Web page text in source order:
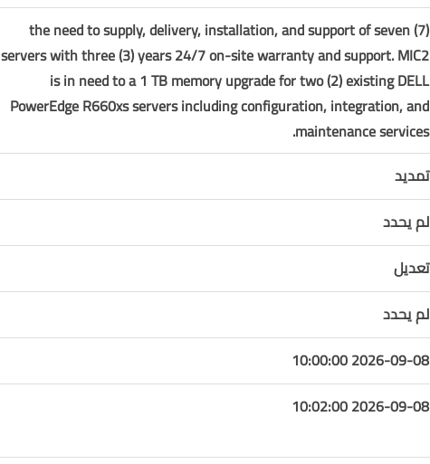
the need to supply, delivery, installation, and support of seven (7)
servers with three (3) years 24/7 on-site warranty and support. MIC2
is in need to a 1 TB memory upgrade for two (2) existing DELL
PowerEdge R660xs servers including configuration, integration, and
maintenance services.
تمديد
لم يحدد
تعديل
لم يحدد
2026-09-08 10:00:00
2026-09-08 10:02:00